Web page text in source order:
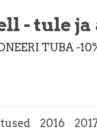
- tule
TUBA -
2016